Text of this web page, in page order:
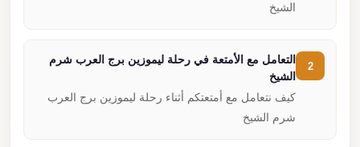
الشيخ
التعامل مع الأمتعة في رحلة ليموزين برج العرب شرم
الشيخ
كيف نتعامل مع أمتعتكم أثناء رحلة ليموزين برج العرب
شرم الشيخ